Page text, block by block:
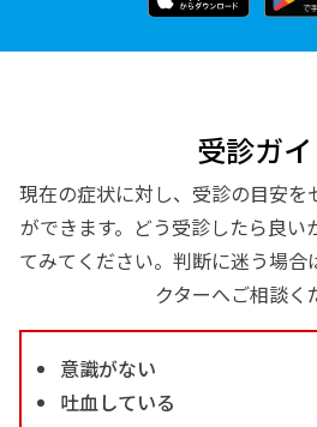
受診ガ
現在の症状に対し、受診の目安を
ができます。どう受診したら良い
てみてください。判断に迷う場合
クターへご相談く
意識がない
吐血している